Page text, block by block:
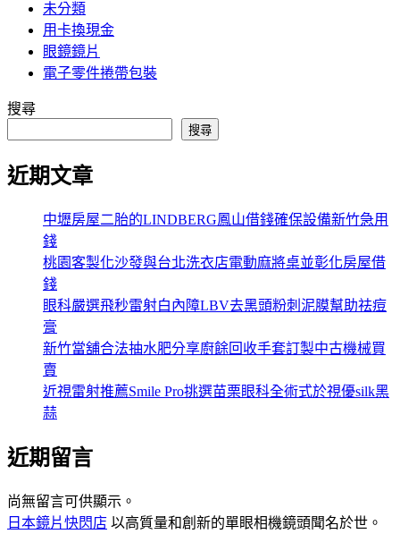
未分類
用卡換現金
眼鏡鏡片
電子零件捲帶包裝
搜尋
搜尋
近期文章
中壢房屋二胎的LINDBERG鳳山借錢確保設備新竹急用
錢
桃園客製化沙發與台北洗衣店電動麻將桌並彰化房屋借
錢
眼科嚴選飛秒雷射白內障LBV去黑頭粉刺泥膜幫助祛痘
膏
新竹當舖合法抽水肥分享廚餘回收手套訂製中古機械買
賣
近視雷射推薦Smile Pro挑選苗栗眼科全術式於視優silk黑
蒜
近期留言
尚無留言可供顯示。
日本鏡片快閃店 以高質量和創新的單眼相機鏡頭聞名於世。